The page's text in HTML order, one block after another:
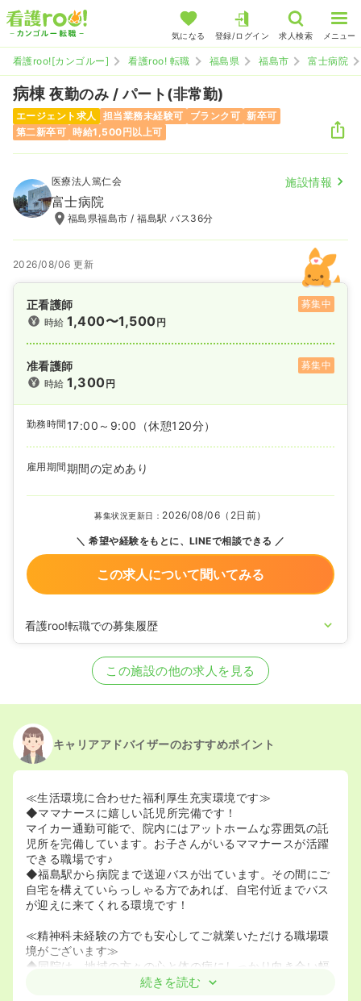
気になる 登録/ログイン 求人検索 メニュー
看護roo![カンゴルー] 看護roo! 転職 福島県 福島市 富士病院
病棟夜勤のみ / パート(非常勤)
エージェント求人 担当業務未経験可 ブランク可 新卒可
第二新卒可 時給1,500円以上可
医療法人篤仁会 施設情報
富士病院
福島県福島市 / 福島駅 バス36分
2026/08/06 更新
正看護師
募集中
時給1,400〜1,500円
准看護師
募集中
時給1,300円
勤務時間 17:00～9:00 （休憩120分）
雇用期間期間の定めあり
募集状況更新日： 2026/08/06（2日前）
希望や経験をもとに、LINEで相談できる
この求人について聞いてみる
看護roo!転職での募集履歴
この施設の他の求人を見る
キャリアアドバイザーのおすすめポイント
≪生活環境に合わせた福利厚生充実環境です≫
◆ママナースに嬉しい託児所完備です！
マイカー通勤可能で、院内にはアットホームな雰囲気の託
児所を完備しています。お子さんがいるママナースが活躍
できる職場です♪
◆福島駅から病院まで送迎バスが出ています。その間にご
自宅を構えていらっしゃる方であれば、自宅付近までバス
が迎えに来てくれる環境です！
≪精神科未経験の方でも安心してご就業いただける職場環
境がございます≫
◆同院は、地域の方々の心と体の病にしっかり向き合い幅
広い精神疾患の診療に対応しております。 精神科看護の知
続きを読む